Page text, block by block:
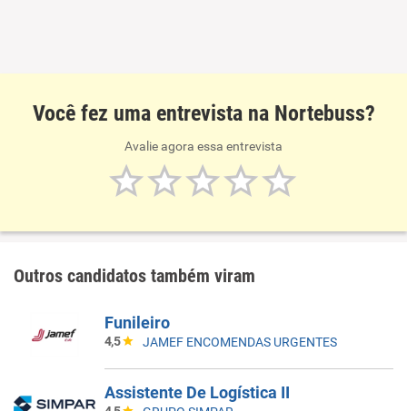
Você fez uma entrevista na Nortebuss?
Avalie agora essa entrevista
Outros candidatos também viram
Funileiro
4,5 JAMEF ENCOMENDAS URGENTES
Assistente De Logística II